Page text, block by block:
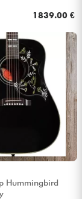
1839.00 €
Hummingbird